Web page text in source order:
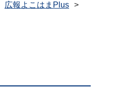
広報よこはまPlus